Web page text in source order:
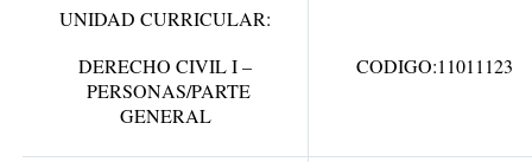
UNIDAD CURRICULAR:
DERECHO CIVIL I –
PERSONAS/PARTE
GENERAL
CODIGO:11011123